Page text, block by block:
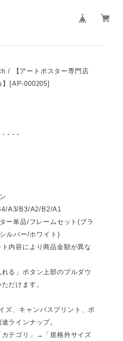
/ 【アートポスター専門店
[AP-000205]
- - - -
ン
A3/B3/A2/B2/A1
ー単品/フレームセット(ブラ
ルバー/ホワイト)
ト内容により商品金額が異な
れる」ボタン上部のプルダウ
だけます。
ズ、キャンバスプリント、ポ
ラインナップ。
カテゴリ」→「規格外サイズ